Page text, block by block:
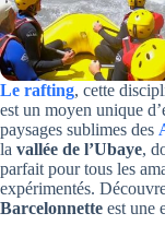
Le rafting, cette
est un moyen unique
paysages sublimes des
la vallée de l’Ubaye,
parfait pour tous les
expérimentés.
Barcelonnette est une